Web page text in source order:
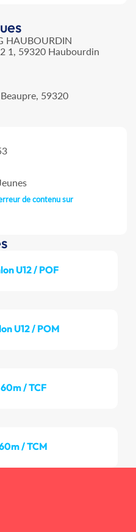
HAUBOURDIN
1, 59320 Haubourdin
59320
de contenu sur
U12 / POF
U12 / POM
/ TCF
/ TCM